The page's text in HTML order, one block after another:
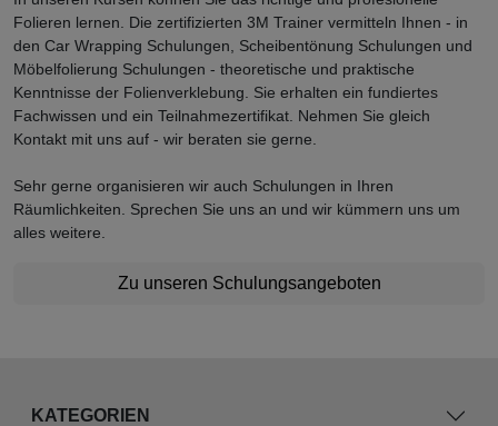
Folieren lernen. Die zertifizierten 3M Trainer vermitteln Ihnen - in
den Car Wrapping Schulungen, Scheibentönung Schulungen und
Möbelfolierung Schulungen - theoretische und praktische
Kenntnisse der Folienverklebung. Sie erhalten ein fundiertes
Fachwissen und ein Teilnahmezertifikat. Nehmen Sie gleich
Kontakt mit uns auf - wir beraten sie gerne.
Sehr gerne organisieren wir auch Schulungen in Ihren
Räumlichkeiten. Sprechen Sie uns an und wir kümmern uns um
alles weitere.
Zu unseren Schulungsangeboten
KATEGORIEN